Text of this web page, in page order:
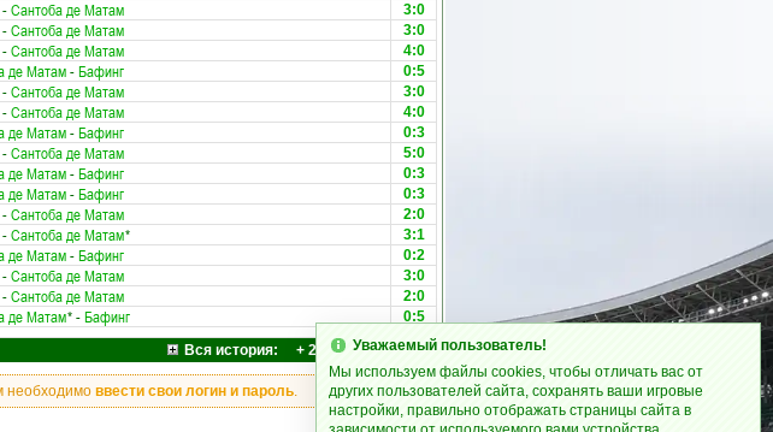
-Сантоба де Матам 3:0
-Сантоба де Матам 3:0
-Сантоба де Матам 4:0
де Матам-Бафинг 0:5
-Сантоба де Матам 3:0
-Сантоба де Матам 4:0
де Матам-Бафинг 0:3
-Сантоба де Матам 5:0
де Матам-Бафинг 0:3
де Матам-Бафинг 0:3
-Сантоба де Матам 2:0
-Сантоба де Матам* 3:1
де Матам-Бафинг 0:2
-Сантоба де Матам 3:0
-Сантоба де Матам 2:0
де Матам*-Бафинг
0:5
Вся история: + 28 = 0 - 0 92 : 2
необходимо ввести свои логин и пароль.
Уважаемый пользователь!
Мы используем файлы cookies, чтобы отличать вас от
других пользователей сайта, сохранять ваши игровые
настройки, правильно отображать страницы сайта в